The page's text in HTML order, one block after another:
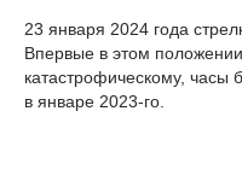
23 января 2024 года
Впервые в этом
катастрофическому, часы
в январе 2023-го.